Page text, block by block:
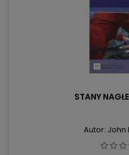
STANY
Autor: John